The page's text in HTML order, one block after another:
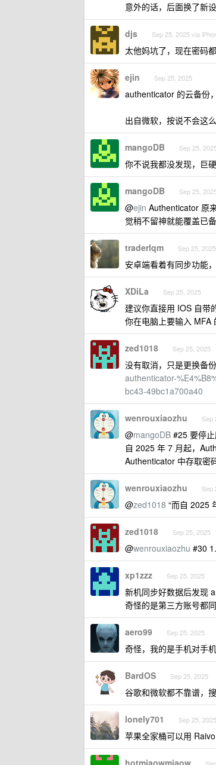
意外的话，后面换了新
djs Sep 25, 2025 via
太他妈坑了，现在密码
ejin Sep 25, 2025
authenticator 的云备份
出自微软，按说不会这
mangoDB Sep 25,
你不说我都没发现，巨
mangoDB Sep 25,
@ejin Authenticator 原
觉稍不留神就能覆盖已备
traderlqm Sep 25, 2025
安卓端看着有同步功能
XDiLa Sep 25, 2025
建议你直接用 IOS 自带
你在电脑上要输入 MFA
zed1018 Sep 25, 2025
没有取消，只是更换备份
authenticator-
bc43-49bc1a700a40
wenrouxiaozhu Sep
@mangoDB #25 要停
自 2025 年 7 月起，
Authenticator 中存取密
wenrouxiaozhu Sep
@zed1018 “而自 2025
zed1018 Sep 25, 2025
@wenrouxiaozhu #30
xp1zzz Sep 25, 2025
新机同步好数据后发现
奇怪的是第三方账号都
aero99 Sep 25, 2025
奇怪，我的是手机对手
BardOS Sep 25, 2025
谷歌和微软都不靠谱，
lonely701 Sep 25, 2025
苹果全家桶可以用 Raivo
hotmiaowmiaow